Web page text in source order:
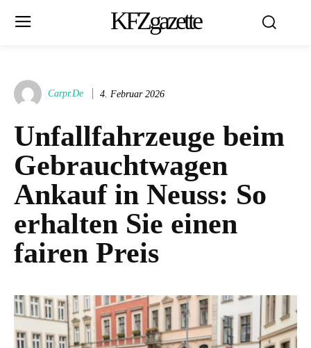
KFZgazette
Carpr.de 4. Februar 2026
Unfallfahrzeuge beim
Gebrauchtwagen
Ankauf in Neuss: So
erhalten Sie einen
fairen Preis